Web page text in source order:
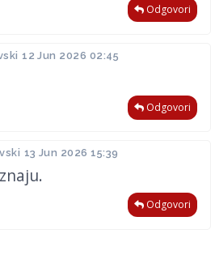
Odgovori
12 Jun 2026 02:45
Odgovori
13 Jun 2026 15:39
Odgovori